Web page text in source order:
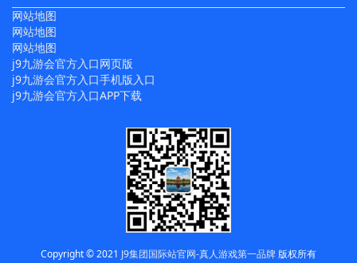
网站地图
网站地图
网站地图
j9九游会官方入口网页版
j9九游会官方入口手机版入口
j9九游会官方入口APP下载
Copyright © 2021 J9集团国际站官网-真人游戏第一品牌版权所有